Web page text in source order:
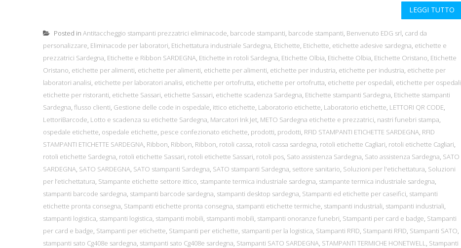
LEGGI TUTTO
Posted in Antitaccheggio stampanti prezzatrici eliminacode, barcode stampanti, barcode stampanti, Benvenuto EDG srl, card da
personalizzare, Eliminacode per laboratori, Etichettatura industriale Sardegna, Etichette, Etichette, etichette adesive sardegna, etichette e
prezzatrici Sardegna, Etichette e Ribbon SARDEGNA, Etichette in rotoli Sardegna, Etichette Olbia, Etichette Olbia, Etichette Oristano, Etichette
Oristano, etichette per alimenti, etichette per alimenti, etichette per alimenti, etichette per industria, etichette per industria, etichette per
laboratori analisi, etichette per laboratori analisi, etichette per ortofrutta, etichette per ortofrutta, etichette per ospedali, etichette per ospedali
etichette per ristoranti, etichette Sassari, etichette Sassari, etichette scadenza Sardegna, Etichette stampanti Sardegna, Etichette stampanti
Sardegna, flusso clienti, Gestione delle code in ospedale, ittico etichette, Laboratorio etichette, Laboratorio etichette, LETTORI QR CODE,
LettoriBarcode, Lotto e scadenza su etichette Sardegna, Marcatori Ink Jet, METO Sardegna etichette e prezzatrici, nastri funebri stampa,
ospedale etichette, ospedale etichette, pesce confezionato etichette, prodotti, prodotti, RFID STAMPANTI ETICHETTE SARDEGNA, RFID
STAMPANTI ETICHETTE SARDEGNA, Ribbon, Ribbon, Ribbon, rotoli cassa, rotoli cassa sardegna, rotoli etichette Cagliari, rotoli etichette Cagliari,
rotoli etichette Sardegna, rotoli etichette Sassari, rotoli etichette Sassari, rotoli pos, Sato assistenza Sardegna, Sato assistenza Sardegna, SATO
SARDEGNA, SATO SARDEGNA, SATO stampanti Sardegna, SATO stampanti Sardegna, settore sanitario, Soluzioni per l'etichettatura, Soluzioni
per l’etichettatura, Stampante etichette settore ittico, stampante termica industriale sardegna, stampante termica industriale sardegna,
stampanti barcode sardegna, stampanti barcode sardegna, stampanti desktop sardegna, Stampanti ed etichette per caseifici, stampanti
etichette pronta consegna, Stampanti etichette pronta consegna, stampanti etichette termiche, stampanti industriali, stampanti industriali,
stampanti logistica, stampanti logistica, stampanti mobili, stampanti mobili, stampanti onoranze funebri, Stampanti per card e badge, Stampanti
per card e badge, Stampanti per etichette, Stampanti per etichette, stampanti per la logistica, Stampanti RFID, Stampanti RFID, Stampanti SATO,
stampanti sato Cg408e sardegna, stampanti sato Cg408e sardegna, Stampanti SATO SARDEGNA, STAMPANTI TERMICHE HONETWELL, Stampanti